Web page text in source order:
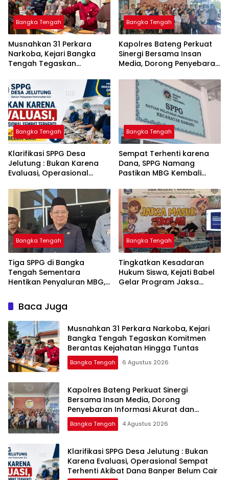
Bangka Tengah
Musnahkan 31 Perkara
Narkoba, Kejari Bangka
Tengah Tegaskan
Kejahatan Hingga Tuntas
Bangka Tengah
‎Kapolres Bateng Perkuat
Sinergi Bersama Insan
Media, Dorong Penyebaran
Layanan Polri 110
Bangka Tengah
‎Klarifikasi SPPG Desa
Jelutung : Bukan Karena
Evaluasi, Operasional
Dana Banper Belum Cair
Bangka Tengah
‎Sempat Terhenti karena
Dana, SPPG Namang
Pastikan MBG Kembali
Bangka Tengah
‎Tiga SPPG di Bangka
Tengah Sementara
Hentikan Penyaluran MBG,
Bangka Tengah
Tingkatkan Kesadaran
Hukum Siswa, Kejati Babel
Gelar Program Jaksa
Baca Juga
Musnahkan 31 Perkara Narkoba, Kejari
Bangka Tengah Tegaskan Komitmen
Berantas Kejahatan Hingga Tuntas
Bangka Tengah 6 Agustus 2026
‎Kapolres Bateng Perkuat Sinergi
Bersama Insan Media, Dorong
Penyebaran Informasi Akurat dan
Layanan Polri 110
Bangka Tengah 4 Agustus 2026
‎Klarifikasi SPPG Desa Jelutung : Bukan
Karena Evaluasi, Operasional Sempat
Terhenti Akibat Dana Banper Belum Cair